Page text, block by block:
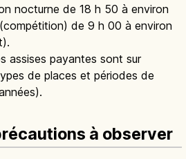
nocturne de 18 h 50 à environ
de 9 h 00 à environ
assises payantes sont sur
de places et périodes de
à observer